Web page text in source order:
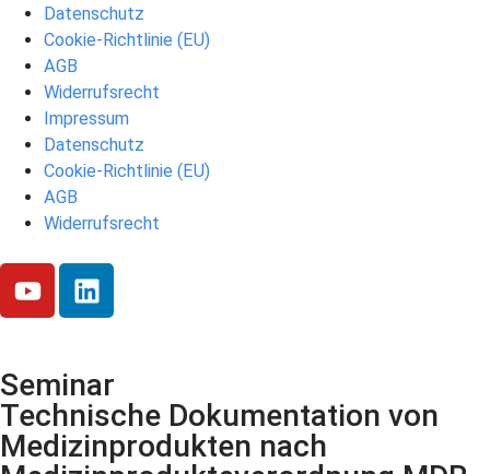
Datenschutz
Cookie-Richtlinie (EU)
AGB
Widerrufsrecht
Impressum
Datenschutz
Cookie-Richtlinie (EU)
AGB
Widerrufsrecht
Seminar
Technische Dokumentation von
Medizinprodukten nach